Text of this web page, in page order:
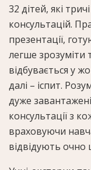
32 дітей, які
консультацій.
презентації,
легше зрозуміти
відбувається у
далі – іспит.
дуже
консультації з
враховуючи
відвідують очно